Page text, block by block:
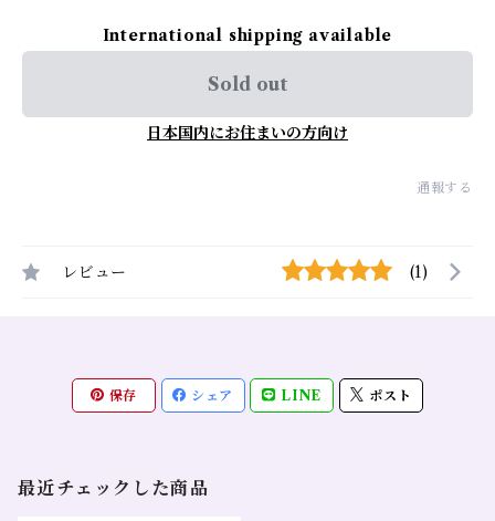
International shipping available
Sold out
日本国内にお住まいの方向け
通報する
レビュー (1)
保存 シェア LINE ポスト
最近チェックした商品